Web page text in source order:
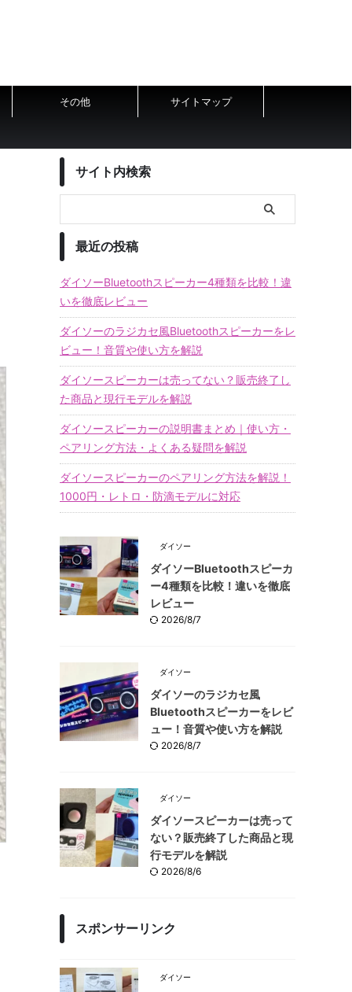
その他 サイトマップ
サイト内検索
最近の投稿
ダイソーBluetoothスピーカー4種類を比較！違
いを徹底レビュー
ダイソーのラジカセ風Bluetoothスピーカーをレ
ビュー！音質や使い方を解説
ダイソースピーカーは売ってない？販売終了し
た商品と現行モデルを解説
ダイソースピーカーの説明書まとめ｜使い方・
ペアリング方法・よくある疑問を解説
ダイソースピーカーのペアリング方法を解説！
1000円・レトロ・防滴モデルに対応
ダイソー
ダイソーBluetoothスピーカ
ー4種類を比較！違いを徹底
レビュー
2026/8/7
ダイソー
ダイソーのラジカセ風
Bluetoothスピーカーをレビ
ュー！音質や使い方を解説
2026/8/7
ダイソー
ダイソースピーカーは売って
ない？販売終了した商品と現
行モデルを解説
2026/8/6
スポンサーリンク
ダイソー